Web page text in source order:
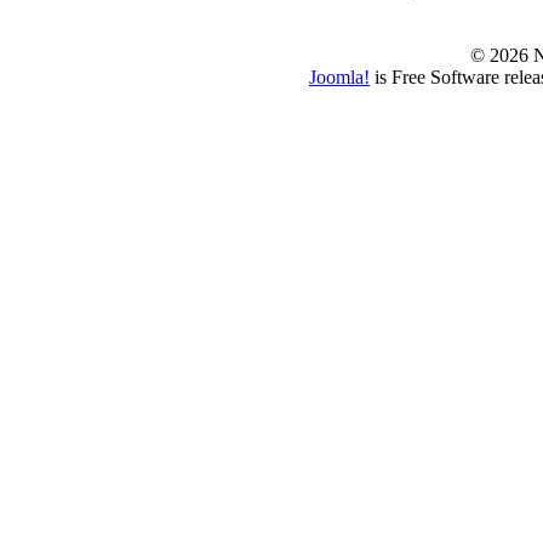
© 2026
Joomla! is Free Software